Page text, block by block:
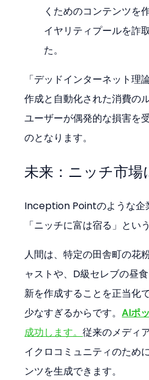
くためのコンテンツを
イヤリティプールを詐
た。
「デッドインターネット理
作成と自動化された消費の
ユーザーが偶発的な損害を
のとなります。
未来：ニッチ市場
Inception Pointのような企
「ニッチに富は宿る」とい
人間は、特定の田舎町の花
ャストや、D級セレブの昼
新を作成することを正当化
少なすぎるからです。AIポ
成功します。従来のメディ
イクロコミュニティのため
ンツを生成できます。